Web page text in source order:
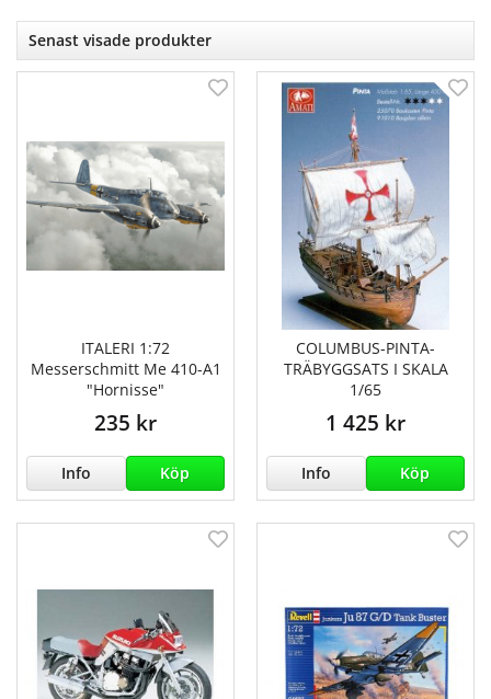
Senast visade produkter
ITALERI 1:72
Messerschmitt Me 410-A1
"Hornisse"
235 kr
Info Köp
COLUMBUS-PINTA-
TRÄBYGGSATS I SKALA
1/65
1 425 kr
Info Köp